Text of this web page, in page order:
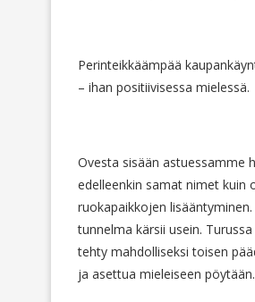
Perinteikkäämpää
– ihan positiivisessa mielessä.
Ovesta sisään astuessamme
edelleenkin samat nimet kuin
ruokapaikkojen
tunnelma kärsii usein.
tehty mahdolliseksi toisen
ja asettua mieleiseen pöytään.